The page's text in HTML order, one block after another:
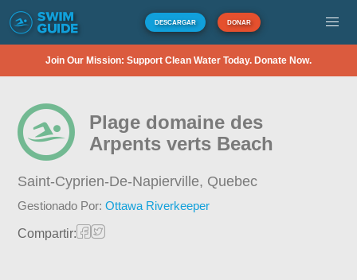
DESCARGAR DONAR
Join Our Mission: Support Clean Water Today. Donate Now.
Plage domaine des
Arpents verts Beach
Saint-Cyprien-De-Napierville, Quebec
Gestionado Por:Ottawa Riverkeeper
Compartir: